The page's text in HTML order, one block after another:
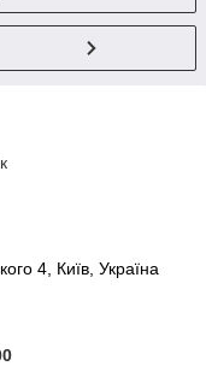
4, Київ, Україна